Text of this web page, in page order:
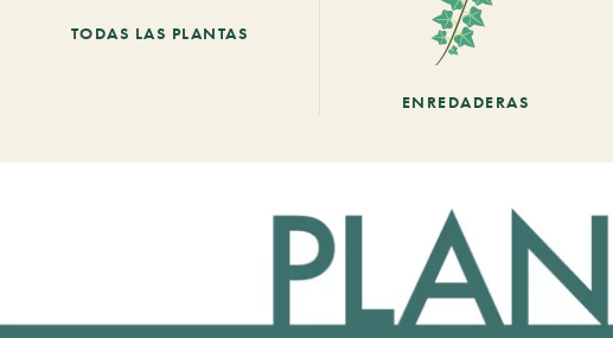
TODAS LAS PLANTAS
ENREDADERAS